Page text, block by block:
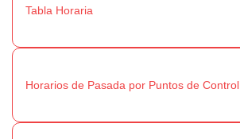
Tabla Horaria
Horarios de Pasada por Puntos de Control